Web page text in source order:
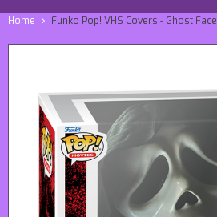
Home Funko Pop! VHS Covers - Ghost Face